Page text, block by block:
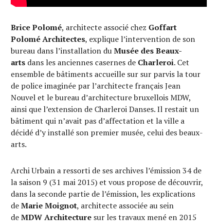
Brice Polomé, architecte associé chez Goffart
Polomé Architectes, explique l’intervention de son
bureau dans l’installation duMusée des Beaux-
arts dans les anciennes casernes de Charleroi. Cet
ensemble de bâtiments accueille sur sur parvis la tour
de police imaginée par l’architecte français Jean
Nouvel et le bureau d’architecture bruxellois MDW,
ainsi que l’extension de Charleroi Danses. Il restait un
bâtiment qui n’avait pas d’affectation et la ville a
décidé d’y installé son premier musée, celui des beaux-
arts.
Archi Urbain a ressorti de ses archives l’émission 34 de
la saison 9 (31 mai 2015) et vous propose de découvrir,
dans la seconde partie de l’émission, les explications
deMarie Moignot, architecte associée au sein
deMDW Architecture sur les travaux mené en 2015